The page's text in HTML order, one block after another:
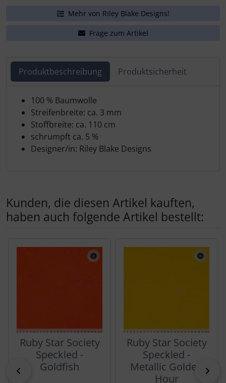
Mehr von Riley Blake Designs!
Frage zum Artikel
Produktbeschreibung Produktsicherheit
Produktbeschreibung
100 % Baumwolle
Streifenbreite: ca. 3 mm
Stoffbreite: ca. 110 cm
schrumpft ca. 5 %
Designer/in: Riley Blake Designs
Kunden, die diesen Artikel kauften,
haben auch folgende Artikel bestellt:
zurück
Ruby Star Society
Speckled -
Goldfish
Ruby Star Society
Speckled -
Metallic Golden
Hour